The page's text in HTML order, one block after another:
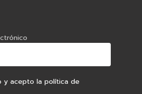
y acepto la política de